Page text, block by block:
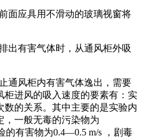
应具用不滑动的玻璃视窗将
有害气体时，从通风柜外吸
风柜内有害气体逸出，需要
柜进风的吸入速度的要素有：实
的关系。其中主要的是实验内
，一般无毒的污染物为
的有害物为0.4―0.5 m/s ，剧毒